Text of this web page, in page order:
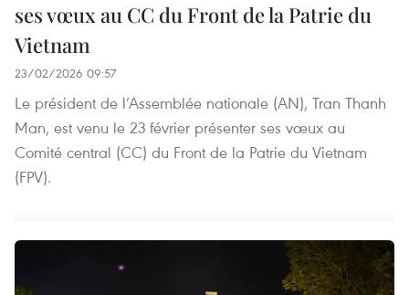
ses vœux au CC du Front de la Patrie du
Vietnam
23/02/2026 09:57
Le président de l’Assemblée nationale (AN), Tran Thanh
Man, est venu le 23 février présenter ses vœux au
Comité central (CC) du Front de la Patrie du Vietnam
(FPV).